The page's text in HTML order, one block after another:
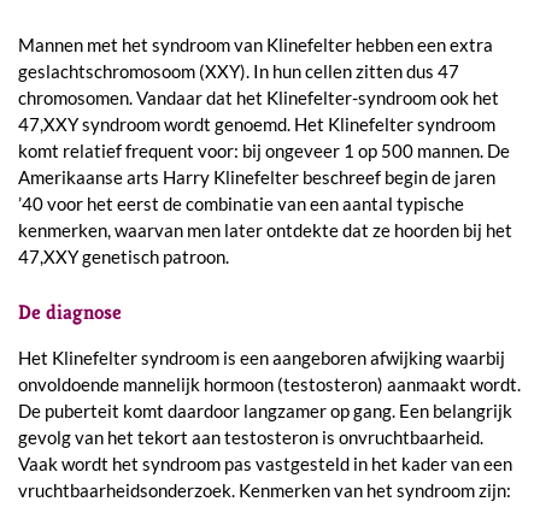
Mannen met het syndroom van Klinefelter hebben een extra
geslachtschromosoom (XXY). In hun cellen zitten dus 47
chromosomen. Vandaar dat het Klinefelter-syndroom ook het
47,XXY syndroom wordt genoemd. Het Klinefelter syndroom
komt relatief frequent voor: bij ongeveer 1 op 500 mannen. De
Amerikaanse arts Harry Klinefelter beschreef begin de jaren
’40 voor het eerst de combinatie van een aantal typische
kenmerken, waarvan men later ontdekte dat ze hoorden bij het
47,XXY genetisch patroon.
De diagnose
Het Klinefelter syndroom is een aangeboren afwijking waarbij
onvoldoende mannelijk hormoon (testosteron) aanmaakt wordt.
De puberteit komt daardoor langzamer op gang. Een belangrijk
gevolg van het tekort aan testosteron is onvruchtbaarheid.
Vaak wordt het syndroom pas vastgesteld in het kader van een
vruchtbaarheidsonderzoek. Kenmerken van het syndroom zijn: